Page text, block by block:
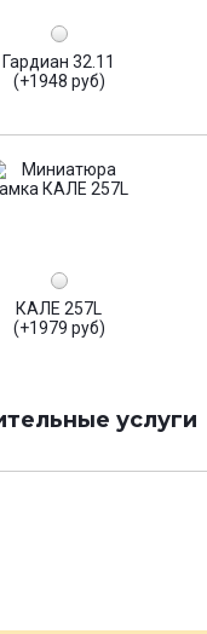
Гардиан 32.11
(+1948 руб)
КАЛЕ 257L
(+1979 руб)
услуги